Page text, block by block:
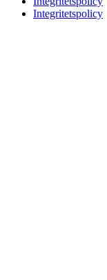
Integritetspolicy